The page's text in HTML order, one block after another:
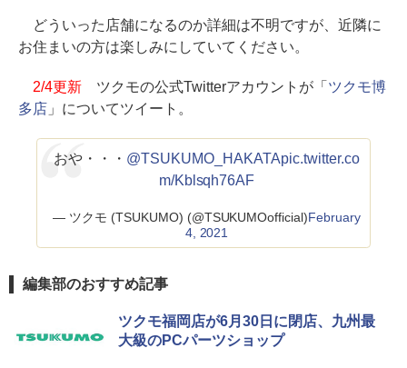
どういった店舗になるのか詳細は不明ですが、近隣に
お住まいの方は楽しみにしていてください。
2/4更新ツクモの公式Twitterアカウントが「 ツクモ博
多店」についてツイート。
おや・・・ @TSUKUMO_HAKATApic.twitter.co
m/Kblsqh76AF
— ツクモ (TSUKUMO) (@TSUKUMOofficial)February
4, 2021
編集部のおすすめ記事
ツクモ福岡店が6月30日に閉店、九州最
大級のPCパーツショップ